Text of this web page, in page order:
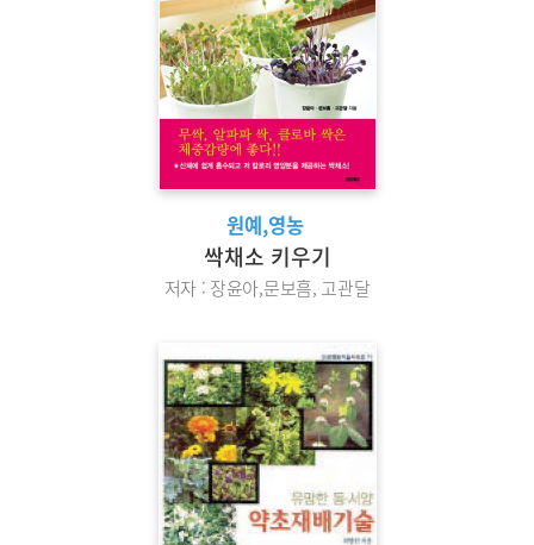
원예,영농
싹채소 키우기
저자 : 장윤아,문보흠, 고관달